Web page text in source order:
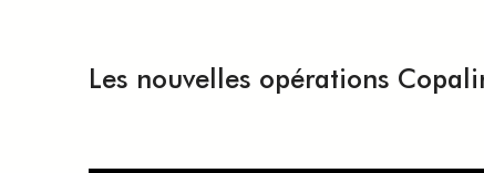
Les nouvelles opérations